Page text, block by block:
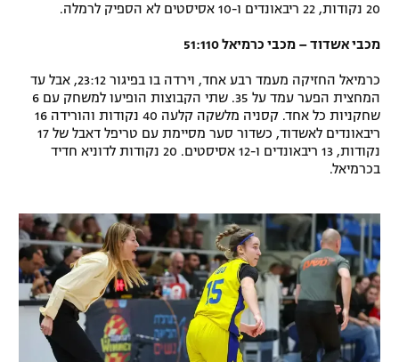
המגזין20 נקודות, 22 ריבאונדים ו-10 אסיסטים לא הספיק לרמלה.
מכבי אשדוד – מכבי כרמיאל 51:110
כרמיאל החזיקה מעמד רבע אחד, וירדה בו בפיגור 23:12, אבל עד
המחצית הפער עמד על 35. שתי הקבוצות הופיעו למשחק עם 6
שחקניות כל אחד. קסניה מלשקה קלעה 40 נקודות והורידה 16
ריבאונדים לאשדוד, כשדור סער מסיימת עם טריפל דאבל של 17
נקודות, 13 ריבאונדים ו-12 אסיסטים. 20 נקודות לדוניא חדיד
בכרמיאל.